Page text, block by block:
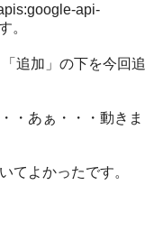
api-
。
追加」の下を今回追
・あぁ・・・動きま
てよかったです。